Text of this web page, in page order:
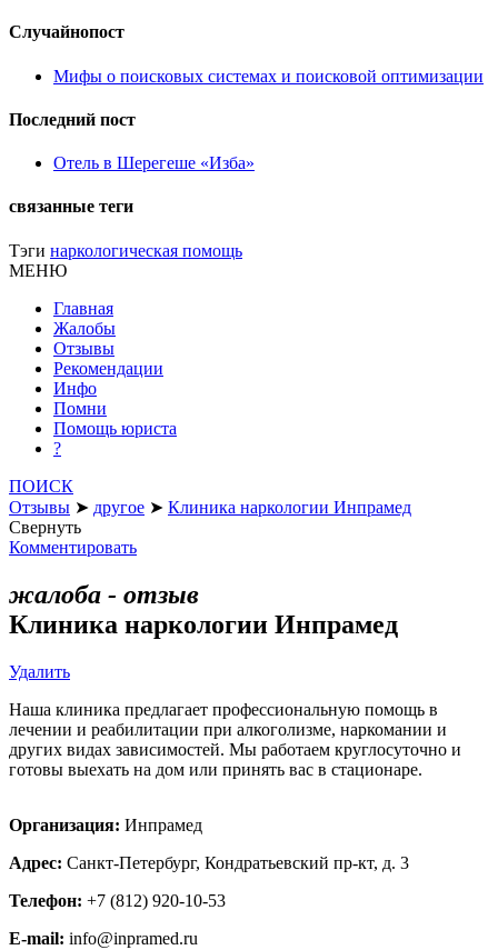
Случайнопост
Мифы о поисковых системах и поисковой оптимизации
Последний пост
Отель в Шерегеше «Изба»
связанные теги
Тэги наркологическая помощь
МЕНЮ
Главная
Жалобы
Отзывы
Рекомендации
Инфо
Помни
Помощь юриста
?
ПОИСК
Отзывы ➤ другое ➤ Клиника наркологии Инпрамед
Свернуть
Комментировать
жалоба - отзыв
Клиника наркологии Инпрамед
Удалить
Наша клиника предлагает профессиональную помощь в
лечении и реабилитации при алкоголизме, наркомании и
других видах зависимостей. Мы работаем круглосуточно и
готовы выехать на дом или принять вас в стационаре.
Организация: Инпрамед
Адрес: Санкт-Петербург, Кондратьевский пр-кт, д. 3
Телефон: +7 (812) 920-10-53
E-mail: info@inpramed.ru